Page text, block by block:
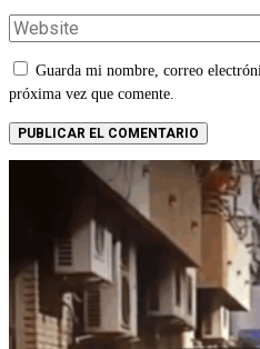
Guarda mi nombre, correo
próxima vez que comente.